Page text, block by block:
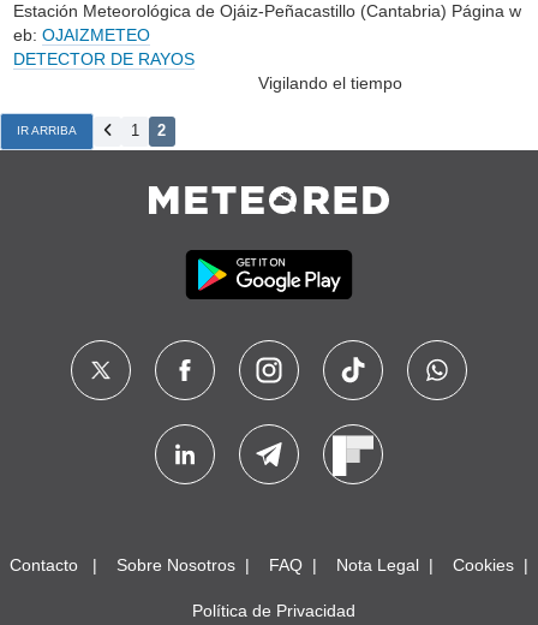
Estación Meteorológica de Ojáiz-Peñacastillo (Cantabria) Página w
eb: OJAIZMETEO
DETECTOR DE RAYOS
Vigilando el tiempo
IR ARRIBA 1 2
Contacto Sobre Nosotros FAQ Nota Legal Cookies
Política de Privacidad